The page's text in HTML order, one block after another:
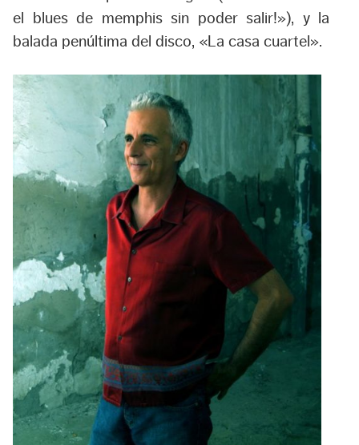
el blues de memphis sin poder salir!»), y la
balada penúltima del disco, «La casa cuartel».